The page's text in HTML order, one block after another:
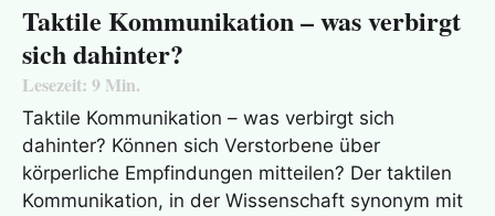
Taktile Kommunikation – was verbirgt
sich dahinter?
Lesezeit: 9 Min.
Taktile Kommunikation – was verbirgt sich
dahinter? Können sich Verstorbene über
körperliche Empfindungen mitteilen? Der taktilen
Kommunikation, in der Wissenschaft synonym mit